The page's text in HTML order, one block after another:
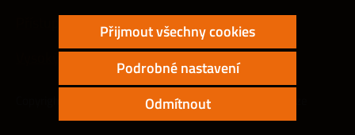
Přístupnost webu
Vysoký kontrast
Copyright © 2000 - 2026 Vysoká škola ekonomická v Praze
Přijmout všechny cookies
Podrobné nastavení
Odmítnout